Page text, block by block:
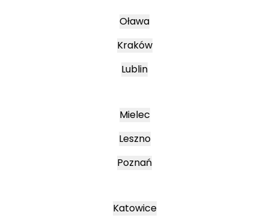
Oława
Kraków
Lublin
Mielec
Leszno
Poznań
Katowice